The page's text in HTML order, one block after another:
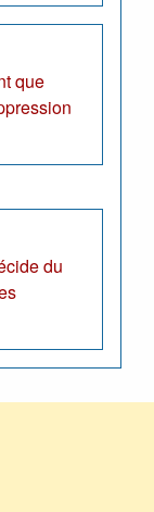
que
du